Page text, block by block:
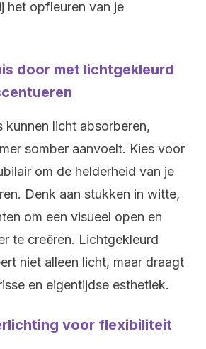
het opfleuren van je
door met lichtgekleurd
kunnen licht absorberen,
somber aanvoelt. Kies voor
om de helderheid van je
Denk aan stukken in witte,
om een visueel open en
te creëren. Lichtgekleurd
niet alleen licht, maar draagt
en eigentijdse esthetiek.
voor flexibiliteit